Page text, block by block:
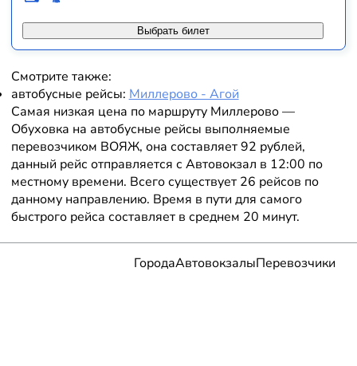
Выбрать билет
Смотрите также:
автобусные рейсы: Миллерово - Агой
Самая низкая цена по маршруту Миллерово —
Обуховка на автобусные рейсы выполняемые
перевозчиком ВОЯЖ, она составляет 92 рублей,
данный рейс отправляется с Автовокзал в 12:00 по
местному времени. Всего существует 26 рейсов по
данному направлению. Время в пути для самого
быстрого рейса составляет в среднем 20 минут.
ГородаАвтовокзалыПеревозчики